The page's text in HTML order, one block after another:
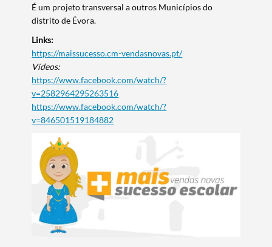
É um projeto transversal a outros Municípios do
distrito de Évora.
Links:
https://maissucesso.cm-vendasnovas.pt/
Vídeos:
https://www.facebook.com/watch/?
v=2582964295263516
https://www.facebook.com/watch/?
v=846501519184882